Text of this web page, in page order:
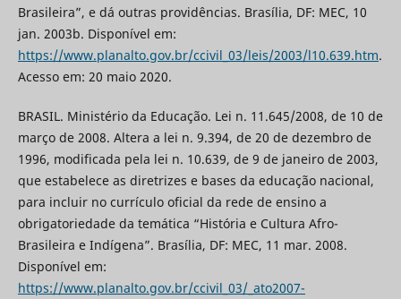
Brasileira”, e dá outras providências. Brasília, DF: MEC, 10
jan. 2003b. Disponível em:
https://www.planalto.gov.br/ccivil_03/leis/2003/l10.639.htm.
Acesso em: 20 maio 2020.
BRASIL. Ministério da Educação. Lei n. 11.645/2008, de 10 de
março de 2008. Altera a lei n. 9.394, de 20 de dezembro de
1996, modificada pela lei n. 10.639, de 9 de janeiro de 2003,
que estabelece as diretrizes e bases da educação nacional,
para incluir no currículo oficial da rede de ensino a
obrigatoriedade da temática “História e Cultura Afro-
Brasileira e Indígena”. Brasília, DF: MEC, 11 mar. 2008.
Disponível em:
https://www.planalto.gov.br/ccivil_03/_ato2007-